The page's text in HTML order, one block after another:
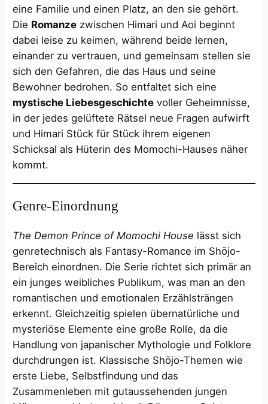
eine Familie und einen Platz, an den sie gehört.
Die Romanze zwischen Himari und Aoi beginnt
dabei leise zu keimen, während beide lernen,
einander zu vertrauen, und gemeinsam stellen sie
sich den Gefahren, die das Haus und seine
Bewohner bedrohen. So entfaltet sich eine
mystische Liebesgeschichte voller Geheimnisse,
in der jedes gelüftete Rätsel neue Fragen aufwirft
und Himari Stück für Stück ihrem eigenen
Schicksal als Hüterin des Momochi-Hauses näher
kommt.
Genre-Einordnung
The Demon Prince of Momochi House lässt sich
genretechnisch als Fantasy-Romance im Shōjo-
Bereich einordnen​. Die Serie richtet sich primär an
ein junges weibliches Publikum, was man an den
romantischen und emotionalen Erzählsträngen
erkennt. Gleichzeitig spielen übernatürliche und
mysteriöse Elemente eine große Rolle, da die
Handlung von japanischer Mythologie und Folklore
durchdrungen ist​. Klassische Shōjo-Themen wie
erste Liebe, Selbstfindung und das
Zusammenleben mit gutaussehenden jungen